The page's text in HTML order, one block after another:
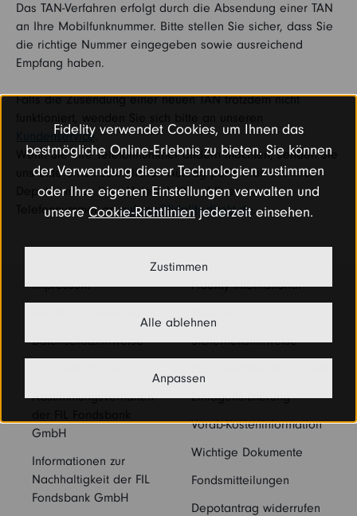
Betriebliche Vorsorge
FFB (Kunden)
FFB (Berater)
Sie sind noch kein Fidelity Kunde?
Das TAN-Verfahren erfolgt durch die Absendung einer TAN
an Ihre Mobilfunknummer. Bitte stellen Sie sicher, dass Sie
die richtige Nummer eingegeben sowie ausreichend
Empfang haben.
Falls die Zusendung einer neuen TAN trotzdem nicht
Kundenservice
Wenn Sie Ihre Telefonnummer ändern möchten, senden Sie
uns bitte einen schriftlichen Auftrag per E-Mail mit Ihrer
Depotnummer, Ihrer Unterschrift und Ihrer neuen
Telefonnummer anauftrag@fidelity-direkt.de .
Impressum
Datenschutzhinweise
Abstimmungsverhalten
GmbH
Informationen zur
Nachhaltigkeit der FIL
Fondsbank GmbH
Fidelity International
Sicherheitshinweise
Einlagensicherung
Vorab-Kosteninformation
Wichtige Dokumente
Fondsmitteilungen
Depotantrag widerrufen
Fidelity verwendet Cookies, um Ihnen das
bestmögliche Online-Erlebnis zu bieten. Sie können
der Verwendung dieser Technologien zustimmen
oder Ihre eigenen Einstellungen verwalten und
unsere Cookie-Richtlinien jederzeit einsehen.
Zustimmen
Alle ablehnen
Anpassen